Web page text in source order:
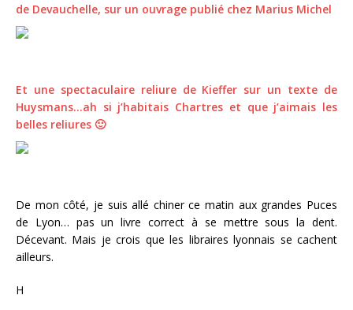
de Devauchelle, sur un ouvrage publié chez Marius Michel
Et une spectaculaire reliure de Kieffer sur un texte de
Huysmans…ah si j’habitais Chartres et que j’aimais les
belles reliures 🙂
De mon côté, je suis allé chiner ce matin aux grandes Puces
de Lyon… pas un livre correct à se mettre sous la dent.
Décevant. Mais je crois que les libraires lyonnais se cachent
ailleurs.
H